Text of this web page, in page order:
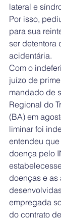
lateral e
Por isso,
para sua
ser detentora
acidentária.
Com o
juízo de
mandado de
Regional do
(BA) em
liminar foi
entendeu
doença pelo
doenças e as
empregada
do contrato